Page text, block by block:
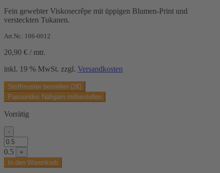
Fein gewebter Viskosecrêpe mit üppigen Blumen-Print und
versteckten Tukanen.
Art.Nr.: 106-0012
20,90 € / mtr.
inkl. 19 % MwSt. zzgl. Versandkosten
Stoffmuster bestellen (2€)
Passendes Nähgarn mitbestellen
Vorrätig
-
Viskosestoff,
Crêpe,
schwarz,
dunkelrot,
0.5
+
In den Warenkorb